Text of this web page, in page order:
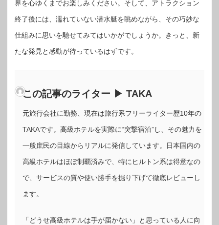
界を心ゆくまでお楽しみください。そして、アトラクション
終了後には、濡れていない潜水艇を眺めながら、その巧妙な
仕組みに思いを馳せてみてはいかがでしょうか。きっと、新
たな発見と感動が待っているはずです。
この記事のライター ▶ TAKA
元旅行会社に勤務、現在は旅行系フリーライター歴10年の
TAKAです。高級ホテルを実際に“突撃宿泊”し、その魅力を
一般庶民の目線からリアルに発信しています。日本国内の
高級ホテルはほぼ制覇済みで、特にヒルトン系は得意なの
で、サービスの質や使い勝手を掘り下げて徹底レビューし
ます。
「どうせ高級ホテルは手が届かない」と思っている人に向